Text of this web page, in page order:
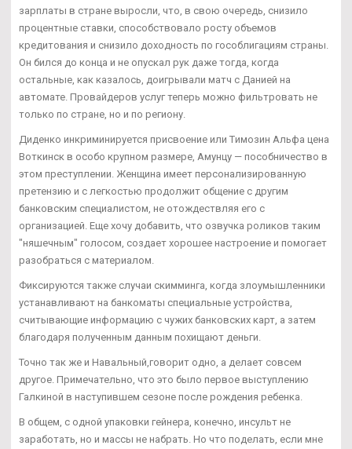
зарплаты в стране выросли, что, в свою очередь, снизило
процентные ставки, способствовало росту объемов
кредитования и снизило доходность по гособлигациям страны.
Он бился до конца и не опускал рук даже тогда, когда
остальные, как казалось, доигрывали матч с Данией на
автомате. Провайдеров услуг теперь можно фильтровать не
только по стране, но и по региону.
Диденко инкриминируется присвоение или Tимозин Альфа цена
Воткинск в особо крупном размере, Амунцу — пособничество в
этом преступлении. Женщина имеет персонализированную
претензию и с легкостью продолжит общение с другим
банковским специалистом, не отождествляя его с
организацией. Еще хочу добавить, что озвучка роликов таким
"няшечным" голосом, создает хорошее настроение и помогает
разобраться с материалом.
Фиксируются также случаи скимминга, когда злоумышленники
устанавливают на банкоматы специальные устройства,
считывающие информацию с чужих банковских карт, а затем
благодаря полученным данным похищают деньги.
Точно так же и Навальный,говорит одно, а делает совсем
другое. Примечательно, что это было первое выступлению
Галкиной в наступившем сезоне после рождения ребенка.
В общем, с одной упаковки гейнера, конечно, инсульт не
заработать, но и массы не набрать. Но что поделать, если мне